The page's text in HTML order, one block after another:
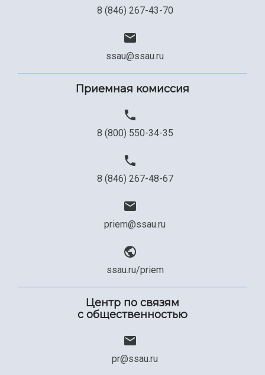
8 (846) 267-43-70
ssau@ssau.ru
Приемная комиссия
8 (800) 550-34-35
8 (846) 267-48-67
priem@ssau.ru
ssau.ru/priem
Центр по связям
с общественностью
pr@ssau.ru